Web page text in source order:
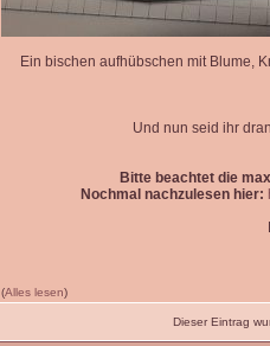
Ein bischen aufhübschen mit Blume,
Und nun seid ihr
Bitte beachtet die
Nochmal nachzulesen hier:
(Alles lesen)
Dieser Eintrag